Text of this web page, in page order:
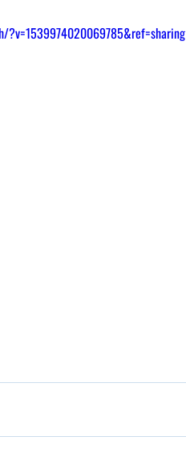
?v=1539974020069785&ref=sharing